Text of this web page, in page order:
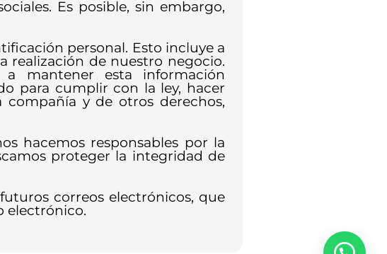
Es posible, sin embargo,
personal. Esto incluye a
realización de nuestro negocio.
a mantener esta información
para cumplir con la ley, hacer
y de otros derechos,
hacemos responsables por la
proteger la integridad de
correos electrónicos, que
electrónico.